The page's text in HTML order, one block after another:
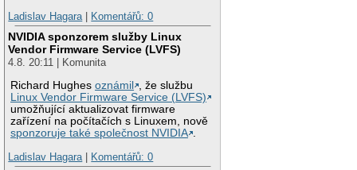
Ladislav Hagara
Komentářů: 0
NVIDIA sponzorem služby Linux
Vendor Firmware Service (LVFS)
4.8. 20:11 | Komunita
Richard Hughesoznámil
, že službu
Linux Vendor Firmware Service (LVFS)
umožňující aktualizovat firmware
zařízení na počítačích s Linuxem, nově
sponzoruje také společnost NVIDIA .
Ladislav Hagara | Komentářů: 0